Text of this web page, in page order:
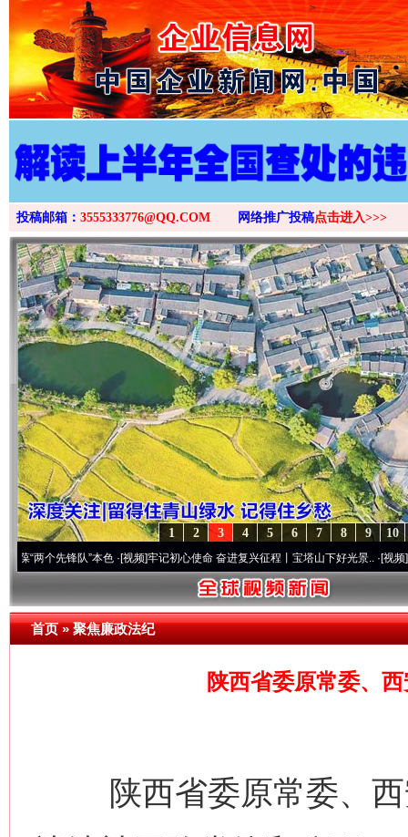
>
投稿邮箱： 3555333776@QQ.COM 网络推广投稿点击进入>>>
10
9
8
7
6
5
4
3
2
1
先锋队”本色·[视频]牢记初心使命 奋进复兴征程丨宝塔山下好光景..·[视频]因党而
首页»聚焦廉政法纪
陕西省委原常委、
陕西省委原常委、西